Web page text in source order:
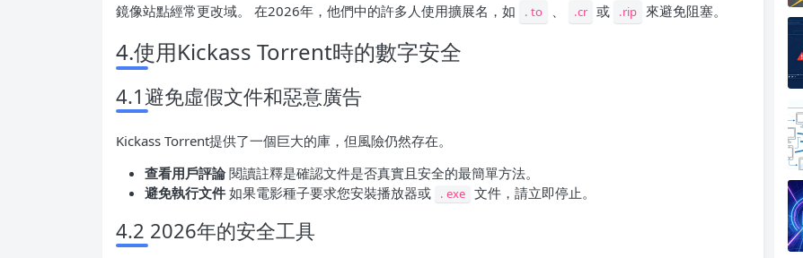
鏡像站點經常更改域。 在2026年，他們中的許多人使用擴展名，如 . to 、 .cr 或 .rip 來避免阻塞。
4.使用Kickass Torrent時的數字安全
4.1避免虛假文件和惡意廣告
Kickass Torrent提供了一個巨大的庫，但風險仍然存在。
查看用戶評論閱讀註釋是確認文件是否真實且安全的最簡單方法。
避免執行文件 如果電影種子要求您安裝播放器或 . exe 文件，請立即停止。
4.2 2026年的安全工具